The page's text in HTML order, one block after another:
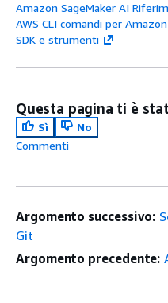
Amazon SageMaker AI
AWS CLI comandi per
SDK e strumenti
Questa pagina ti è
Sì
No
Commenti
Argomento successivo:
Git
Argomento precedente: